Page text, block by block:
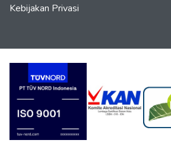
Kebijakan Privasi